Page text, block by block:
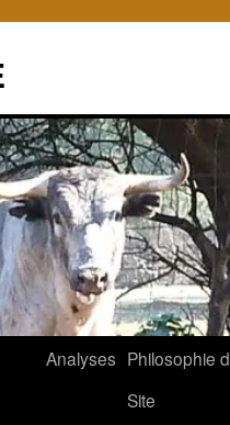
Analyses Philosophie
Site